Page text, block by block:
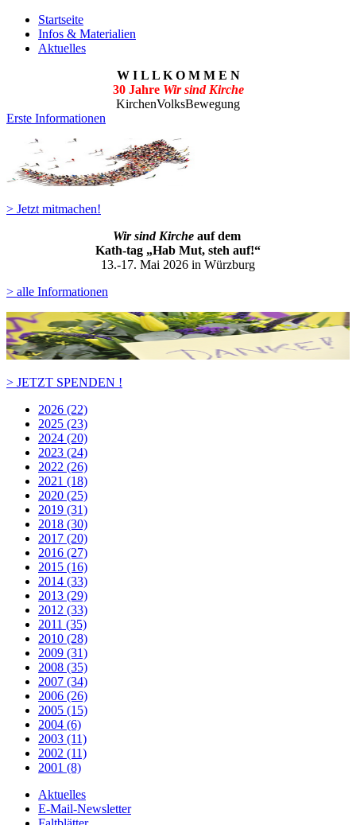
Startseite
Infos & Materialien
Aktuelles
W I L L K O M M E N
30 Jahre Wir sind Kirche
KirchenVolksBewegung
Erste Informationen
> Jetzt mitmachen!
Wir sind Kirche auf dem
Kath-tag „Hab Mut, steh auf!“
13.-17. Mai 2026 in Würzburg
> alle Informationen
> JETZT SPENDEN !
2026 (22)
2025 (23)
2024 (20)
2023 (24)
2022 (26)
2021 (18)
2020 (25)
2019 (31)
2018 (30)
2017 (20)
2016 (27)
2015 (16)
2014 (33)
2013 (29)
2012 (33)
2011 (35)
2010 (28)
2009 (31)
2008 (35)
2007 (34)
2006 (26)
2005 (15)
2004 (6)
2003 (11)
2002 (11)
2001 (8)
Aktuelles
E-Mail-Newsletter